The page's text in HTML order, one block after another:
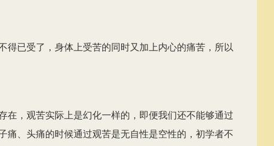
得已受了，身体上受苦的同时又加上内心的痛苦，所以
在，观苦实际上是幻化一样的，即便我们还不能够通过
、头痛的时候通过观苦是无自性是空性的，初学者不